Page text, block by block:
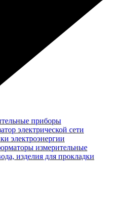
приборы
электрической сети
электроэнергии
измерительные
изделия для прокладки